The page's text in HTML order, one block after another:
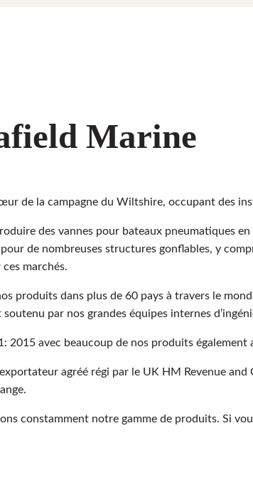
Marine
de la campagne du Wiltshire, occupant des
des vannes pour bateaux pneumatiques
de nombreuses structures gonflables, y
marchés.
produits dans plus de 60 pays à travers le
par nos grandes équipes internes
2015 avec beaucoup de nos produits également
agréé régi par le UK HM Revenue
constamment notre gamme de produits. Si